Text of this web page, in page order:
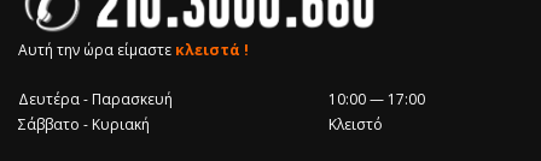
Αυτή την ώρα είμαστε κλειστά !
Δευτέρα - Παρασκευή
10:00 — 17:00
Σάββατο - Κυριακή
Κλειστό